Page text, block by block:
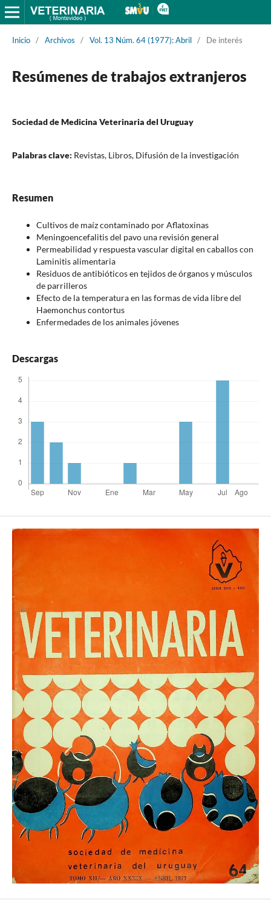
Inicio / Archivos / Vol. 13 Núm. 64 (1977): Abril / De interés
Resúmenes de trabajos extranjeros
Sociedad de Medicina Veterinaria del Uruguay
Palabras clave: Revistas, Libros, Difusión de la investigación
Resumen
Cultivos de maíz contaminado por Aflatoxinas
Meningoencefalitis del pavo una revisión general
Permeabilidad y respuesta vascular digital en caballos con
Laminitis alimentaria
Residuos de antibióticos en tejidos de órganos y músculos
de parrilleros
Efecto de la temperatura en las formas de vida libre del
Haemonchus contortus
Enfermedades de los animales jóvenes
Descargas